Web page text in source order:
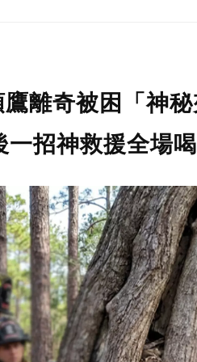
離奇被困「神
招神救援全場喝